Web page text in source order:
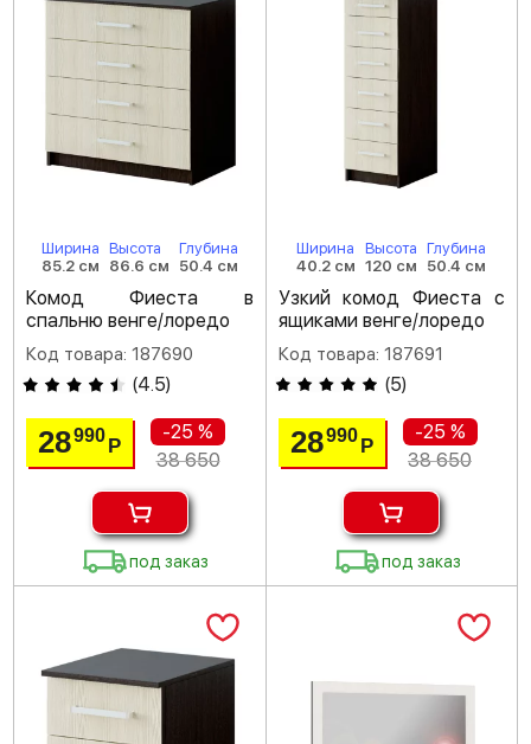
Ширина
85.2 см
Высота
86.6 см
Глубина
50.4 см
Комод Фиеста в
спальню венге/лоредо
Код товара: 187690
(4.5)
28990Р
-25 %
38 650
под заказ
Ширина
40.2 см
Высота
120 см
Глубина
50.4 см
Узкий комод Фиеста с
ящиками венге/лоредо
Код товара: 187691
(5)
28990 Р
-25 %
38 650
под заказ